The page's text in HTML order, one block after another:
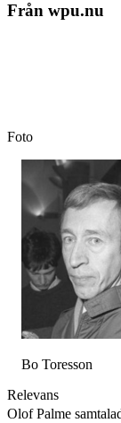
Från wpu.nu
Foto
Bo Toresson
Relevans
Olof Palme